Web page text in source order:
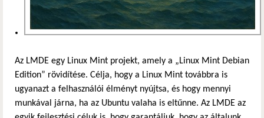
Az LMDE egy Linux Mint projekt, amely a „Linux Mint Debian
Edition” rövidítése. Célja, hogy a Linux Mint továbbra is
ugyanazt a felhasználói élményt nyújtsa, és hogy mennyi
munkával járna, ha az Ubuntu valaha is eltűnne. Az LMDE az